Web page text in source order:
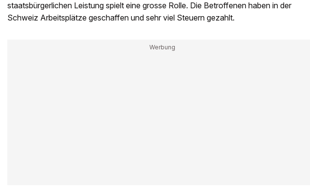
staatsbürgerlichen Leistung spielt eine grosse Rolle. Die Betroffenen haben in der
Schweiz Arbeitsplätze geschaffen und sehr viel Steuern gezahlt.